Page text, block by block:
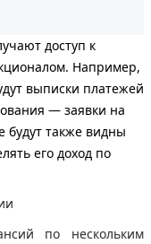
доступ к
Например,
выписки платежей
— заявки на
будут также видны
его доход по
по нескольким